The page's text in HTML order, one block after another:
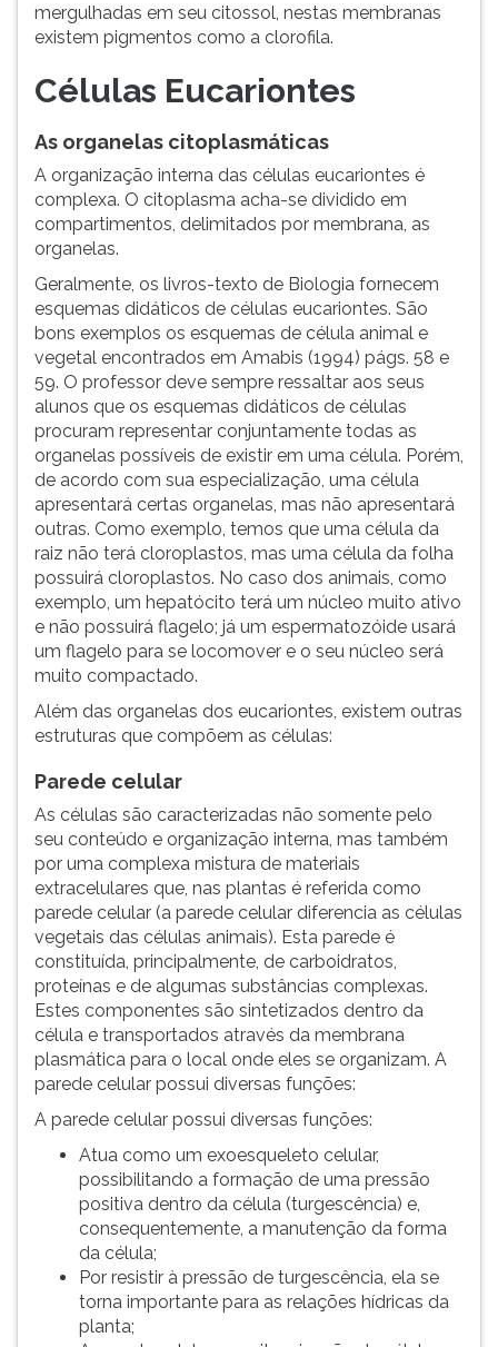
mergulhadas em seu citossol, nestas membranas
existem pigmentos como a clorofila.
Células Eucariontes
As organelas citoplasmáticas
A organização interna das células eucariontes é
complexa. O citoplasma acha-se dividido em
compartimentos, delimitados por membrana, as
organelas.
Geralmente, os livros-texto de Biologia fornecem
esquemas didáticos de células eucariontes. São
bons exemplos os esquemas de célula animal e
vegetal encontrados em Amabis (1994) págs. 58 e
59. O professor deve sempre ressaltar aos seus
alunos que os esquemas didáticos de células
procuram representar conjuntamente todas as
organelas possíveis de existir em uma célula. Porém,
de acordo com sua especialização, uma célula
apresentará certas organelas, mas não apresentará
outras. Como exemplo, temos que uma célula da
raiz não terá cloroplastos, mas uma célula da folha
possuirá cloroplastos. No caso dos animais, como
exemplo, um hepatócito terá um núcleo muito ativo
e não possuirá flagelo; já um espermatozóide usará
um flagelo para se locomover e o seu núcleo será
muito compactado.
Além das organelas dos eucariontes, existem outras
estruturas que compõem as células:
Parede celular
As células são caracterizadas não somente pelo
seu conteúdo e organização interna, mas também
por uma complexa mistura de materiais
extracelulares que, nas plantas é referida como
parede celular (a parede celular diferencia as células
vegetais das células animais). Esta parede é
constituída, principalmente, de carboidratos,
proteínas e de algumas substâncias complexas.
Estes componentes são sintetizados dentro da
célula e transportados através da membrana
plasmática para o local onde eles se organizam. A
parede celular possui diversas funções:
A parede celular possui diversas funções:
Atua como um exoesqueleto celular,
possibilitando a formação de uma pressão
positiva dentro da célula (turgescência) e,
consequentemente, a manutenção da forma
da célula;
Por resistir à pressão de turgescência, ela se
torna importante para as relações hídricas da
planta;